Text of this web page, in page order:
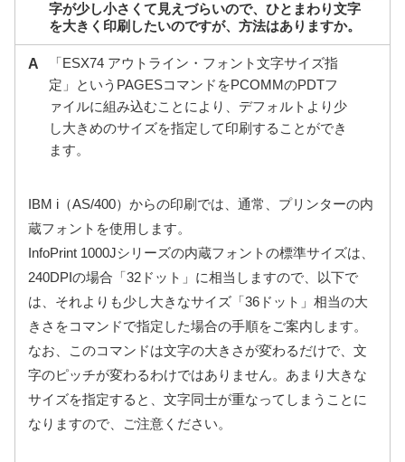
字が少し小さくて見えづらいので、ひとまわり文字
を大きく印刷したいのですが、方法はありますか。
A
「ESX74 アウトライン・フォント文字サイズ指
定」というPAGESコマンドをPCOMMのPDTフ
ァイルに組み込むことにより、デフォルトより少
し大きめのサイズを指定して印刷することができ
ます。
IBM i（AS/400）からの印刷では、通常、プリンターの内
蔵フォントを使用します。
InfoPrint 1000Jシリーズの内蔵フォントの標準サイズは、
240DPIの場合「32ドット」に相当しますので、以下で
は、それよりも少し大きなサイズ「36ドット」相当の大
きさをコマンドで指定した場合の手順をご案内します。
なお、このコマンドは文字の大きさが変わるだけで、文
字のピッチが変わるわけではありません。あまり大きな
サイズを指定すると、文字同士が重なってしまうことに
なりますので、ご注意ください。